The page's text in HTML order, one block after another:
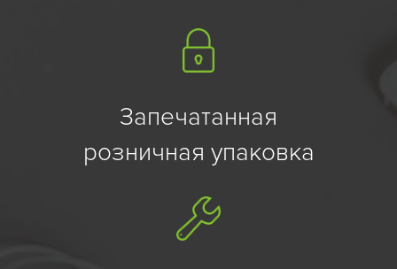
Запечатанная
розничная упаковка